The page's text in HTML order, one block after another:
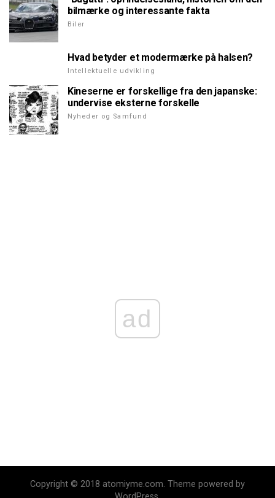
bilmærke og interessante fakta
Biler
Hvad betyder et modermærke på halsen?
Intellektuelle udvikling
Kineserne er forskellige fra den japanske:
undervise eksterne forskelle
Nyheder og Samfund
ad
Copyright © 2018 atomiyme.com. Theme powered by